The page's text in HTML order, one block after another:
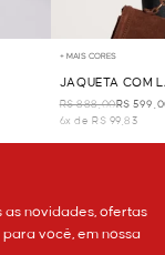
+ MAIS CORES
JAQUETA COM
R$ 888,00R$
6x de R$ 99,83
novidades, ofertas
você, em nossa